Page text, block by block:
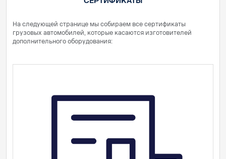
На следующей странице мы собираем все сертификаты
грузовых автомобилей, которые касаются изготовителей
дополнительного оборудования: